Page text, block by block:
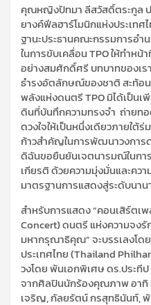
คุณหญิงปัทมา ลีสวัสดิ์ตระกูล ป
ยางค์ฟีลฮาร์โมนิกแห่งประเทศไ
ฐานะประธานคณะกรรมการอำ
ในการขับเคลื่อน TPO ให้ทำห
อย่างสมศักดิ์ศรี บทบาทของเร
ธำรงอัตลักษณ์ของชาติ สะท้อ
พลังแห่งดนตรี TPO มิได้เป็น
ดินที่บันทึกความทรงจำ ถ่ายท
ดวงใจให้เป็นหนึ่งเดียวภายใต้
ก้าวสำคัญในการพัฒนาวงการ
ดิฉันขอยืนยันเจตนารมณ์ในกา
เกียรติ ด้วยความมุ่งมั่นและคว
มาตรฐานการแสดงสู่ระดับนาน
สำหรับการแสดง “คอนเสิร์ตเ
Concert) ดนตรี แห่งความจง
มหากรุณาธิคุณ” จะบรรเลงโ
ประเทศไทย (Thailand
วงโดย พันเอกพิเศษ ดร.ประ
จากศิลปินนักร้องคุณภาพ อาทิ
เจริญ, กัลยรัตน์ กรสุทธินันท์, พั